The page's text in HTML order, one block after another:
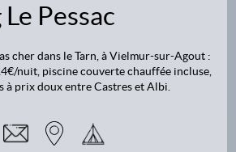
Pessac
cher dans le Tarn, à Vielmur-sur-Agout :
nuit, piscine couverte chauffée incluse,
à prix doux entre Castres et Albi.